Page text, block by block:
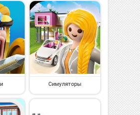
Симуляторы